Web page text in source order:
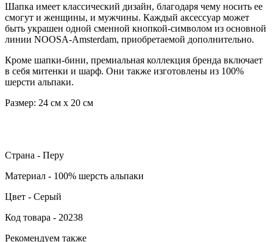
Шапка имеет классический дизайн, благодаря чему носить ее
смогут и женщины, и мужчины. Каждый аксессуар может
быть украшен одной сменной кнопкой-символом из основной
линии NOOSA-Amsterdam, приобретаемой дополнительно.
Кроме шапки-бини, премиальная коллекция бренда включает
в себя митенки и шарф. Они также изготовлены из 100%
шерсти альпаки.
Размер: 24 см х 20 см
Страна - Перу
Материал - 100% шерсть альпаки
Цвет - Серый
Код товара - 20238
Рекомендуем также